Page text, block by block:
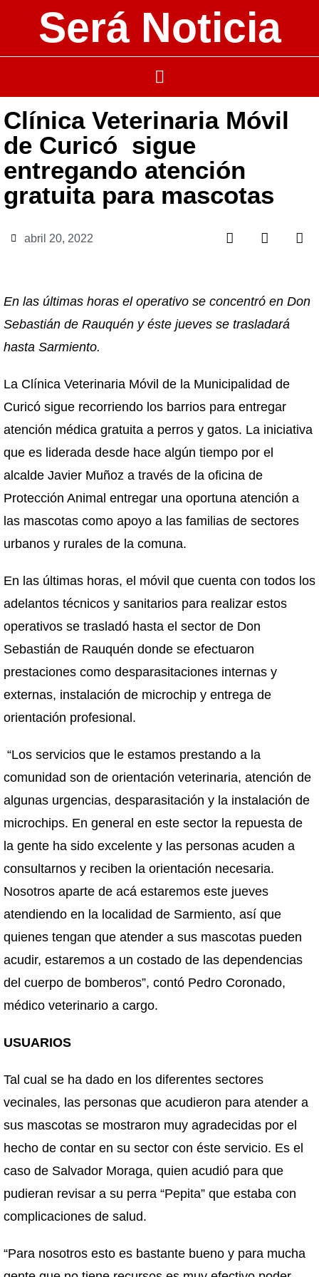
Será Noticia
Clínica Veterinaria Móvil
de Curicó sigue
entregando atención
gratuita para mascotas
abril 20, 2022
En las últimas horas el operativo se concentró en Don
Sebastián de Rauquén y éste jueves se trasladará
hasta Sarmiento.
La Clínica Veterinaria Móvil de la Municipalidad de
Curicó sigue recorriendo los barrios para entregar
atención médica gratuita a perros y gatos. La iniciativa
que es liderada desde hace algún tiempo por el
alcalde Javier Muñoz a través de la oficina de
Protección Animal entregar una oportuna atención a
las mascotas como apoyo a las familias de sectores
urbanos y rurales de la comuna.
En las últimas horas, el móvil que cuenta con todos los
adelantos técnicos y sanitarios para realizar estos
operativos se trasladó hasta el sector de Don
Sebastián de Rauquén donde se efectuaron
prestaciones como desparasitaciones internas y
externas, instalación de microchip y entrega de
orientación profesional.
“Los servicios que le estamos prestando a la
comunidad son de orientación veterinaria, atención de
algunas urgencias, desparasitación y la instalación de
microchips. En general en este sector la repuesta de
la gente ha sido excelente y las personas acuden a
consultarnos y reciben la orientación necesaria.
Nosotros aparte de acá estaremos este jueves
atendiendo en la localidad de Sarmiento, así que
quienes tengan que atender a sus mascotas pueden
acudir, estaremos a un costado de las dependencias
del cuerpo de bomberos”, contó Pedro Coronado,
médico veterinario a cargo.
USUARIOS
Tal cual se ha dado en los diferentes sectores
vecinales, las personas que acudieron para atender a
sus mascotas se mostraron muy agradecidas por el
hecho de contar en su sector con éste servicio. Es el
caso de Salvador Moraga, quien acudió para que
pudieran revisar a su perra “Pepita” que estaba con
complicaciones de salud.
“Para nosotros esto es bastante bueno y para mucha